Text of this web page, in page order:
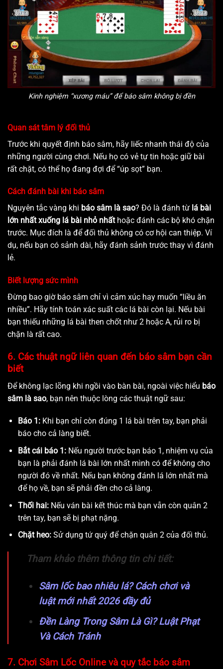
Kinh nghiệm “xương máu” để báo sâm không bị đền
Quan sát tâm lý đối thủ
Trước khi quyết định báo sâm, hãy liếc nhanh thái độ của
những người cùng chơi. Nếu họ có vẻ tự tin hoặc giữ bài
rất chặt, có thể họ đang đợi để “úp sọt” bạn.
Cách đánh bài khi báo sâm
Nguyên tắc vàng khi báo sâm là sao? Đó là đánh từ lá bài
lớn nhất xuống lá bài nhỏ nhấthoặc đánh các bộ khó chặn
trước. Mục đích là để đối thủ không có cơ hội can thiệp. Ví
dụ, nếu bạn có sảnh dài, hãy đánh sảnh trước thay vì đánh
lẻ.
Biết lượng sức mình
Đừng bao giờ báo sâm chỉ vì cảm xúc hay muốn “liều ăn
nhiều”. Hãy tính toán xác suất các lá bài còn lại. Nếu bài
bạn thiếu những lá bài then chốt như 2 hoặc A, rủi ro bị
chặn là rất cao.
6. Các thuật ngữ liên quan đến báo sâm bạn cần
biết
Để không lạc lõng khi ngồi vào bàn bài, ngoài việc hiểu báo
sâm là sao, bạn nên thuộc lòng các thuật ngữ sau:
Báo 1:Khi bạn chỉ còn đúng 1 lá bài trên tay, bạn phải
báo cho cả làng biết.
Bắt cái báo 1:Nếu người trước bạn báo 1, nhiệm vụ của
bạn là phải đánh lá bài lớn nhất mình có để không cho
người đó về nhất. Nếu bạn không đánh lá lớn nhất mà
để họ về, bạn sẽ phải đền cho cả làng.
Thối hai:Nếu ván bài kết thúc mà bạn vẫn còn quân 2
trên tay, bạn sẽ bị phạt nặng.
Chặt heo:Sử dụng tứ quý để chặn quân 2 của đối thủ.
Tham khảo thêm thông tin chi tiết:
Sâm lốc bao nhiêu lá? Cách chơi và
luật mới nhất 2026 đầy đủ
Đền Làng Trong Sâm Là Gì? Luật Phạt
Và Cách Tránh
7. Chơi Sâm Lốc Online và quy tắc báo sâm